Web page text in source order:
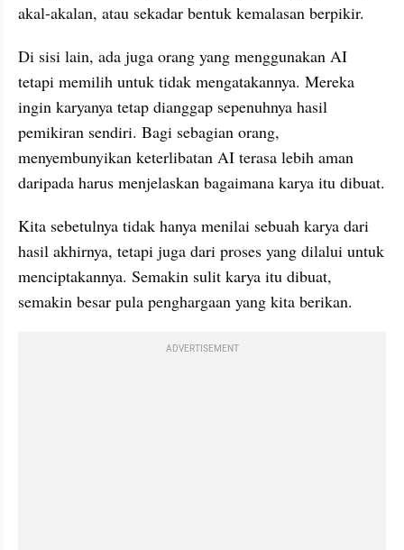
akal-akalan, atau sekadar bentuk kemalasan berpikir.
Di sisi lain, ada juga orang yang menggunakan AI
tetapi memilih untuk tidak mengatakannya. Mereka
ingin karyanya tetap dianggap sepenuhnya hasil
pemikiran sendiri. Bagi sebagian orang,
menyembunyikan keterlibatan AI terasa lebih aman
daripada harus menjelaskan bagaimana karya itu dibuat.
Kita sebetulnya tidak hanya menilai sebuah karya dari
hasil akhirnya, tetapi juga dari proses yang dilalui untuk
menciptakannya. Semakin sulit karya itu dibuat,
semakin besar pula penghargaan yang kita berikan.
ADVERTISEMENT